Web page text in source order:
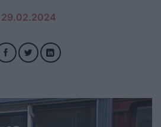
29.02.2024